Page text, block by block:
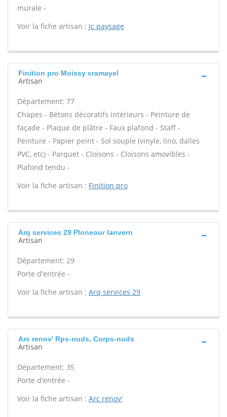
murale -
Voir la fiche artisan : Jc paysage
Finition pro Moissy cramayel
Artisan
Département: 77
Chapes - Bétons décoratifs intérieurs - Peinture de
façade - Plaque de plâtre - Faux plafond - Staff -
Peinture - Papier peint - Sol souple (vinyle, lino, dalles
PVC, etc) - Parquet - Cloisons - Cloisons amovibles -
Plafond tendu -
Voir la fiche artisan : Finition pro
Arq services 29 Ploneour lanvern
Artisan
Département: 29
Porte d'entrée -
Voir la fiche artisan : Arq services 29
Arc renov' Rps-nuds, Corps-nuds
Artisan
Département: 35
Porte d'entrée -
Voir la fiche artisan : Arc renov'